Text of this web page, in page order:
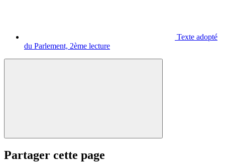
Texte adopté
du Parlement, 2ème lecture
Partager cette page